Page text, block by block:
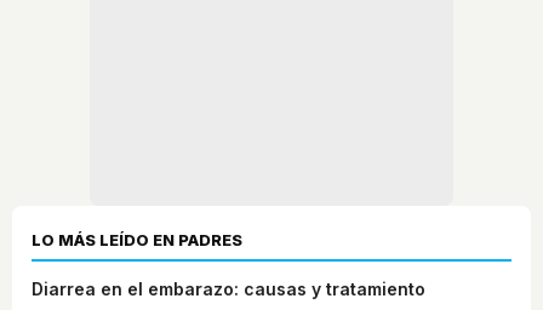
LO MÁS LEÍDO EN PADRES
Diarrea en el embarazo: causas y tratamiento